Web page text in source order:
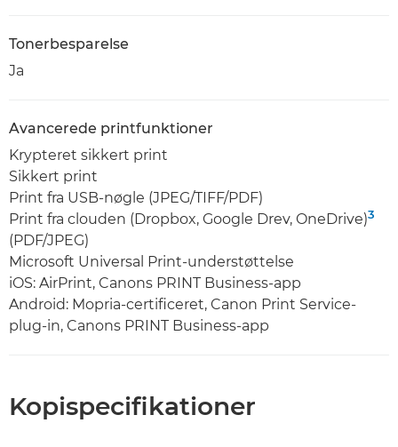
Tonerbesparelse
Ja
Avancerede printfunktioner
Krypteret sikkert print
Sikkert print
Print fra USB-nøgle (JPEG/TIFF/PDF)
Print fra clouden (Dropbox, Google Drev, OneDrive)3
(PDF/JPEG)
Microsoft Universal Print-understøttelse
iOS: AirPrint, Canons PRINT Business-app
Android: Mopria-certificeret, Canon Print Service-
plug-in, Canons PRINT Business-app
Kopispecifikationer